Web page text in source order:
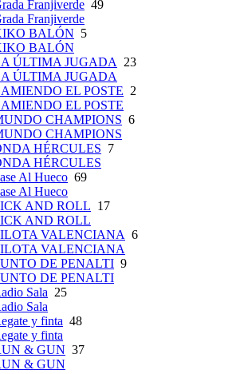
Franjiverde 49
Franjiverde
BALÓN 5
BALÓN
ÚLTIMA JUGADA
23
ÚLTIMA JUGADA
EL POSTE 2
EL POSTE
CHAMPIONS 6
CHAMPIONS
HÉRCULES 7
HÉRCULES
Al Hueco 69
Al Hueco
AND ROLL 17
AND ROLL
VALENCIANA 6
VALENCIANA
DE PENALTI 9
DE PENALTI
Sala 25
Sala
y finta 48
y finta
& GUN 37
& GUN